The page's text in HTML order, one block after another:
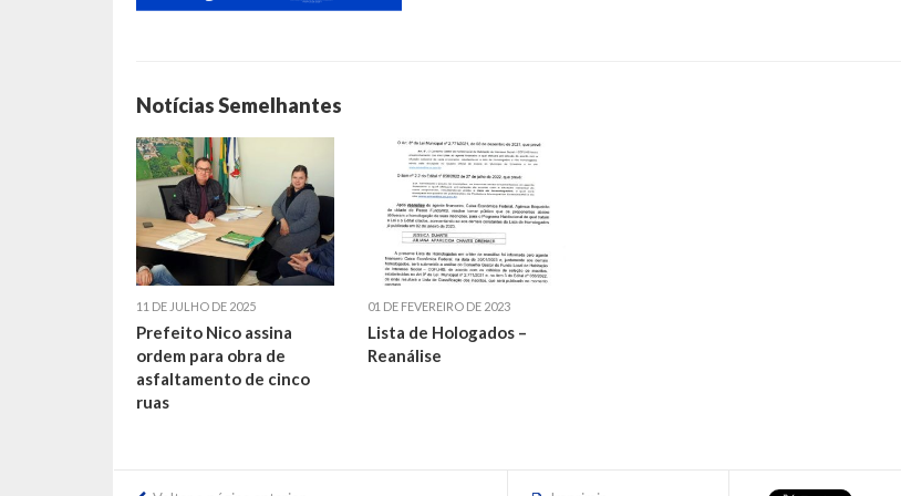
Notícias Semelhantes
11 DE JULHO DE 2025
Prefeito Nico assina
ordem para obra de
asfaltamento de cinco
ruas
01 DE FEVEREIRO DE 2023
Lista de Hologados –
Reanálise